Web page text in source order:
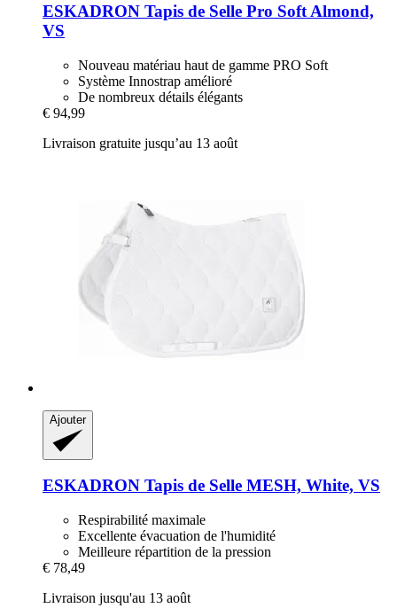
ESKADRON Tapis de Selle Pro Soft Almond,
VS
Nouveau matériau haut de gamme PRO Soft
Système Innostrap amélioré
De nombreux détails élégants
€ 94,99
Livraison gratuite jusqu’au 13 août
Ajouter
ESKADRON Tapis de Selle MESH, White, VS
Respirabilité maximale
Excellente évacuation de l'humidité
Meilleure répartition de la pression
€ 78,49
Livraison jusqu'au 13 août